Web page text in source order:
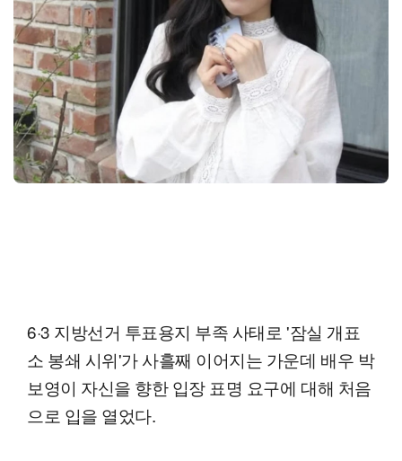
6·3 지방선거 투표용지 부족 사태로 '잠실 개표
소 봉쇄 시위'가 사흘째 이어지는 가운데 배우 박
보영이 자신을 향한 입장 표명 요구에 대해 처음
으로 입을 열었다.